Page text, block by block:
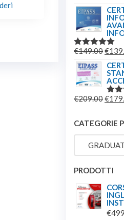
ERA:
VALUTATO
5.00SU 5
€149.00IL
ERA:
€
€209.00IL
ERA:
€
CATEGORIE
PRODOTTI
€